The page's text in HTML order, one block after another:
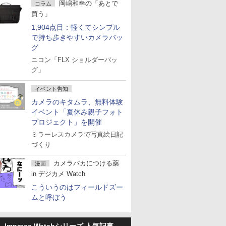
コラム
岡嶋和幸の「あとで
買う」
1,904点目：軽くてシンプル
で持ち歩きやすいカメラバッ
グ
ニコン「FLX ショルダーバッ
グ」
イベント告知
カメラのキタムラ、無料体験
イベント「夏休み親子フォト
プロジェクト」を開催
ミラーレスカメラで写真絵日記
づくり
漫画
カメラバカにつける薬
in デジカメ Watch
こういうのはフィールドズー
ムと呼ぼう